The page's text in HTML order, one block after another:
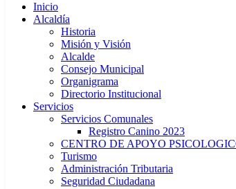
Inicio
Alcaldía
Historia
Misión y Visión
Alcalde
Consejo Municipal
Organigrama
Directorio Institucional
Servicios
Servicios Comunales
Registro Canino 2023
CENTRO DE APOYO
Turismo
Administración Tributaria
Seguridad Ciudadana